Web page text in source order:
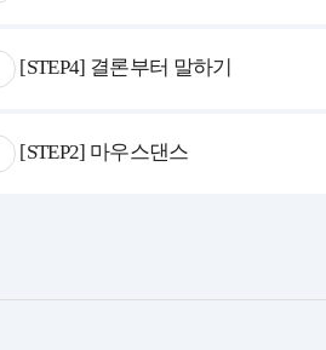
[STEP4] 결론부터 말하기
[STEP2] 마우스댄스